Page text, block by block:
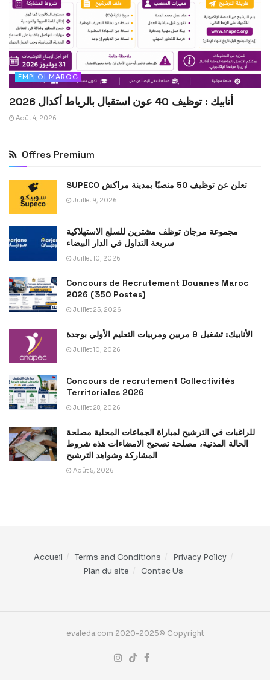
EMPLOI MAROC
أنابيك : توظيف 40 عون استقبال بالرباط أكدال 2026
Août 4, 2026
Offres Premium
SUPECO تعلن عن توظيف 50 منصبًا بمدينة مراكش
Juillet 9, 2026
مجموعة مرجان توظف مشترين للسلع الاستهلاكية
سريعة التداول في الدار البيضاء
Juillet 10, 2026
Concours de Recrutement Douanes Maroc
2026 (350 Postes)
Juillet 25, 2026
الأنابيك: تشغيل 9 مربين ومربيات التعليم الأولي بوجدة
Juillet 10, 2026
Concours de recrutement Collectivités
Territoriales 2026
Juillet 28, 2026
للراغبات في الترشيح لمباراة الجماعات المحلية مصلحة
الحالة المدنية، مصلحة تصحيح الامضاءات هذه شروط
المشاركة وشواهد الترشيح
Août 5, 2026
Accueil Terms and Conditions
Privacy Policy
Plan du site
Contac Us
evaleda.com 2020-2025© Copyright